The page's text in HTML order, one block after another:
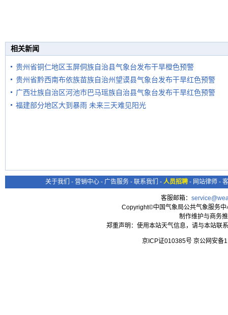
相关新闻
贵州省铜仁地区玉屏侗族自治县气象台发布干旱橙色预警
贵州省黔西南布依族苗族自治州望谟县气象台发布干旱红色预警
广西壮族自治区河池市巴马瑶族自治县气象台发布干旱红色预警
福建部分地区大到暴雨 未来三天难见阳光
关于我们 - 营销中心 - 广告服务 - 联系我们 - 人员招聘 - 网站律师 -
客服邮箱：
Copyright©中国气象局公共气象服务
制作维护与商务
郑重声明：使用本站天气信息，请与本站联
京ICP证010385号 京公网安备